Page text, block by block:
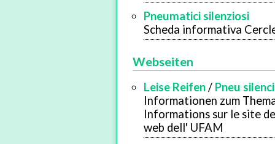
Pneumatici silenziosi
Scheda informativa
Webseiten
Leise Reifen/ Pneu
Informationen zum
Informations sur le site
web dell' UFAM